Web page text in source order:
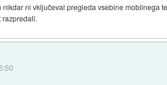
ni vključeval pregleda vsebine mobilnega
razpredali.